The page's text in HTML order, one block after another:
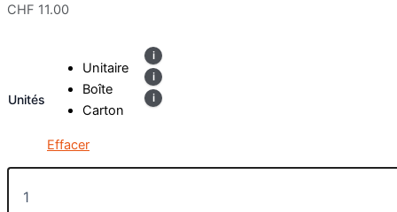
CHF 11.00
Unités
Unitaire
Boîte
Carton
Effacer